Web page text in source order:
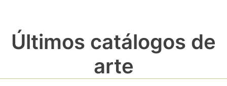
Últimos catálogos de
arte